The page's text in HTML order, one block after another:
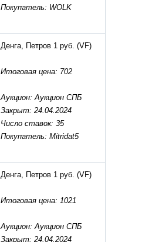
Покупатель: WOLK
Денга, Петров 1 руб. (VF)
Итоговая цена: 702
Аукцион: Аукцион СПБ
Закрыт: 24.04.2024
Число ставок: 35
Покупатель: Mitridat5
Денга, Петров 1 руб. (VF)
Итоговая цена: 1021
Аукцион: Аукцион СПБ
Закрыт: 24.04.2024